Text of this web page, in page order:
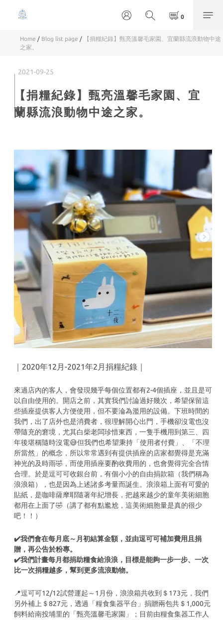
Home / Blog list page /
【捐糧紀錄】甄亮溫馨毛家園、宜蘭縣流浪動物中途
之家。
2021-09-25
【捐糧紀錄】甄亮溫馨毛家園、宜
蘭縣流浪動物中途之家。
｜2020年12月-2021年2月捐糧紀錄｜
來過店內的客人，會發現幾乎每個位置都有2-4個插座，並且是可
以自由使用的。開店之前，其實我們討論過好幾次，希望保留這
些插座提供客人方便使用，但不要淪為濫用的設備。下班時間的
我們，出了店外也是消費者，很理解開心出門，手機卻沒電也沒
帶隨充的窘境，尤其白柴老闆珍惜東西，一隻手機用到第三、四
年後堪稱隨時沒電😅但我們也希望秉持「使用者付費」、「不理
所當然」的概念，所以常常遇到有提供插座的店家都覺得是充滿
神光的及時雨🤣，而使用插座要酌收費用的，也會覺得完全合情
合理。於是逗可可收銀台前，有個小小的自由捐款箱（我們稱為
浪浪箱），也是因為上述諸多考量而誕生。浪浪箱上面有可愛的
貼紙，是咖啡薩摩耶隨著年紀增長，把越來越少的童年美術細胞
都用在上面了🤣（講了都有點尷尬，這美術細胞量是真的很少
吧！！）
✔️我們會在每月底～月初結算金額，並由逗可可補加費用且捐
贈，再公告於粉專。
✔️我們計畫每月都捐助糧食給浪浪，目標是能夠一步一步、一次
比一次捐糧越多，幫到更多流浪動物。
📍逗可可12/12試營運起～1月份，浪浪箱共收到＄173元，我們
另外補上＄827元，透過「糧食集器平台」捐贈兩包共＄1,000元
飼料給南投埔里的「甄亮溫馨毛家園」；目前由糧食集器工作人